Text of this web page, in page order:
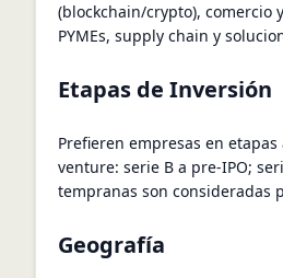
(blockchain/crypto), comercio
PYMEs, supply chain y
Etapas de Inversión
Prefieren empresas en etapas
venture: serie B a pre-IPO;
tempranas son consideradas
Geografía